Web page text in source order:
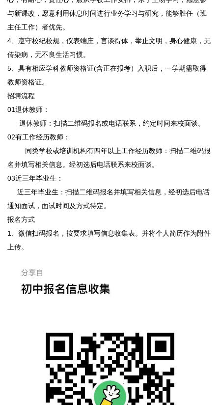
与新课改，愿意利用休息时间进行业务学习与研究，能够胜任（班
主任工作）者优先。
4、遵守校纪校规，仪表端庄，言谈得体，举止文明，身心健康，无
传染病，无不良生活习惯。
5、具有相应学科教师资格证(含正在报考）入职后，一学期需取得
教师资格证。
招聘流程
01退休教师：
退休教师：扫描二维码报名或电话联系，约定时间来校面谈。
02有工作经历教师：
同类学校或培训机构有四年以上工作经历教师：扫描二维码报
名并填写相关信息。经初选后电话联系来校面谈。
03近三年毕业生：
近三年毕业生：扫描二维码报名并填写相关信息，经初选后电话
通知面试，面试时间及方式待定。
报名方式
1、微信扫码报名，按要求填写信息收集表。并将个人简历作为附件
上传。